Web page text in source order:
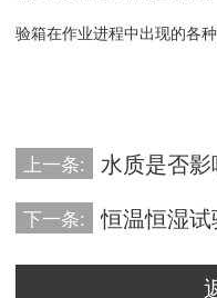
验箱在作业进程中出现的各种
上一条: 水质是否
下一条: 恒温恒湿